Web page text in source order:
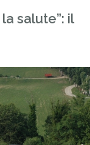
salute”: il